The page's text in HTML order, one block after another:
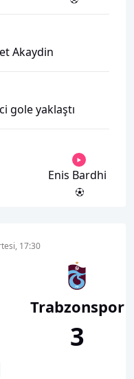
Akaydin
gole yaklaştı
Enis Bardhi
17:30
Trabzonspor
3